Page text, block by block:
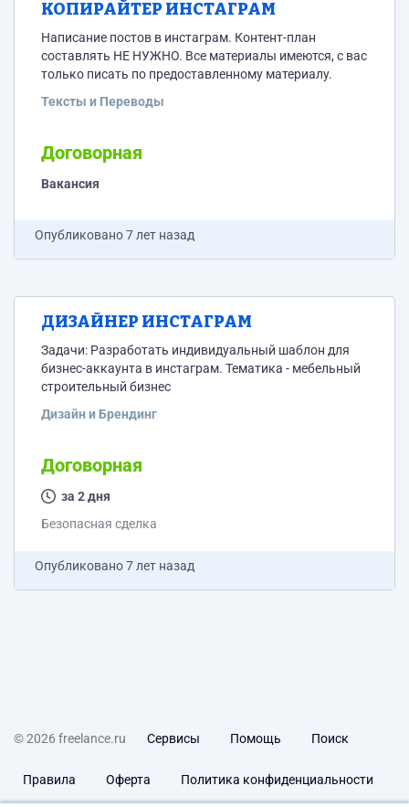
КОПИРАЙТЕР ИНСТАГРАМ
Написание постов в инстаграм. Контент-план
составлять НЕ НУЖНО. Все материалы имеются, с вас
только писать по предоставленному материалу.
Тексты и Переводы
Договорная
Вакансия
Опубликовано7 лет назад
ДИЗАЙНЕР ИНСТАГРАМ
Задачи: Разработать индивидуальный шаблон для
бизнес-аккаунта в инстаграм. Тематика - мебельный
строительный бизнес
Дизайн и Брендинг
Договорная
за 2 дня
Безопасная сделка
Опубликовано7 лет назад
© 2026 freelance.ru Сервисы Помощь Поиск
Правила Оферта Политика конфиденциальности